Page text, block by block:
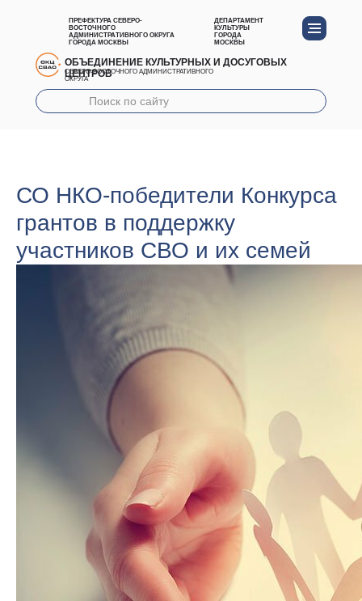
ПРЕФЕКТУРА СЕВЕРО-
ВОСТОЧНОГО
АДМИНИСТРАТИВНОГО ОКРУГА
ГОРОДА МОСКВЫ
ДЕПАРТАМЕНТ
КУЛЬТУРЫ
ГОРОДА
МОСКВЫ
ОБЪЕДИНЕНИЕ КУЛЬТУРНЫХ И ДОСУГОВЫХ
ЦЕНТРОВ
СЕВЕРО-ВОСТОЧНОГО АДМИНИСТРАТИВНОГО
ОКРУГА
СО НКО-победители Конкурса
грантов в поддержку
участников СВО и их семей